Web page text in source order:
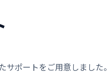
ポートをご用意しました。